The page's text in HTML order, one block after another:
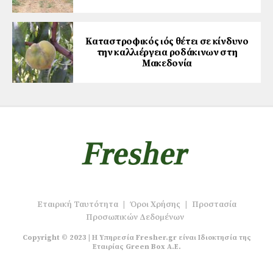
Καταστροφικός ιός θέτει σε κίνδυνο
την καλλιέργεια ροδάκινων στη
Μακεδονία
Εταιρική Ταυτότητα | Όροι Χρήσης | Προστασία
Προσωπικών Δεδομένων
Copyright © 2023 | Η Υπηρεσία Fresher.gr είναι Ιδιοκτησία της
Εταιρίας Green Box A.E.